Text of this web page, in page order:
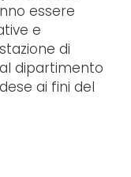
essere
e
di
dipartimento
ai fini del